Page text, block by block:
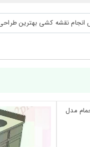
نقشه کشی بهترین طراحی - کم